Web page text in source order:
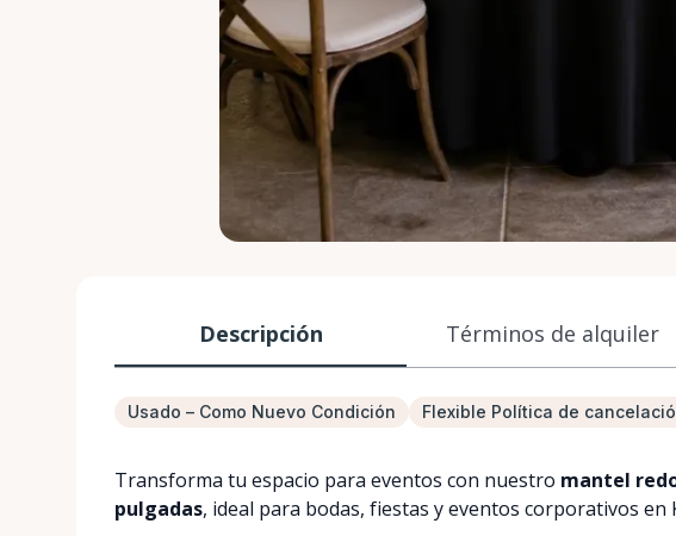
Descripción Términos de alquiler
Usado – Como Nuevo Condición Flexible Política de
Transforma tu espacio para eventos con nuestro mantel
pulgadas, ideal para bodas, fiestas y eventos corporativos en